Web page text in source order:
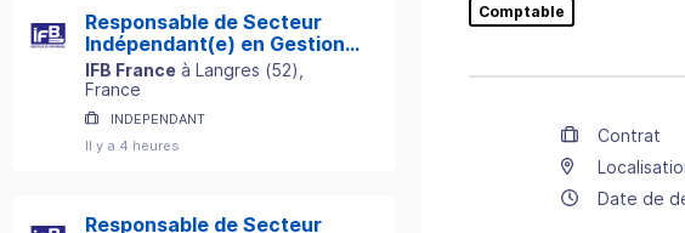
Responsable de Secteur
Indépendant(e) en Gestion
de Patrimoine
IFB France à Langres (52)
France
INDEPENDANT
Il y a 4 heures
Responsable de Secteur
Comptable
Contrat
Date de